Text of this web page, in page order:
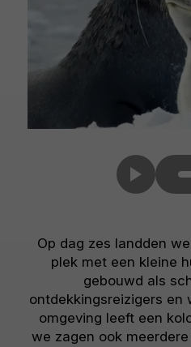
Op dag zes landden
plek met een kleine
gebouwd als
ontdekkingsreizigers en
omgeving leeft een
we zagen ook